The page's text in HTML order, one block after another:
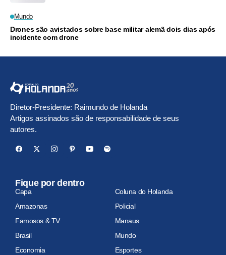
Mundo
Drones são avistados sobre base militar alemã dois dias após
incidente com drone
Diretor-Presidente: Raimundo de Holanda
Artigos assinados são de responsabilidade de seus
autores.
Fique por dentro
Capa
Coluna do Holanda
Amazonas
Policial
Famosos & TV
Manaus
Brasil
Mundo
Economia
Esportes